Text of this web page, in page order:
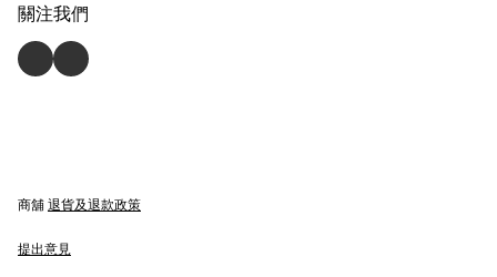
關注我們
商舖 退貨及退款政策
提出意見